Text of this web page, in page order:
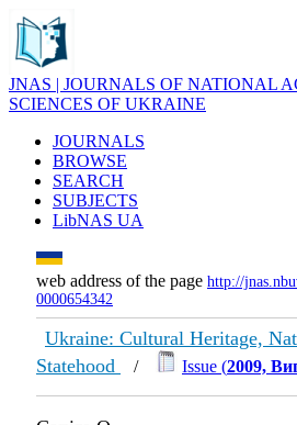
JNAS | JOURNALS OF NATIONAL
SCIENCES OF UKRAINE
JOURNALS
BROWSE
SEARCH
SUBJECTS
LibNAS UA
web address of the page http://
0000654342
Ukraine: Cultural Heritage,
Statehood
/ Issue (2009,